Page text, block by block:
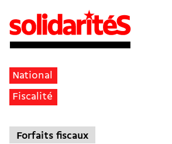
National
Fiscalité
Forfaits fiscaux